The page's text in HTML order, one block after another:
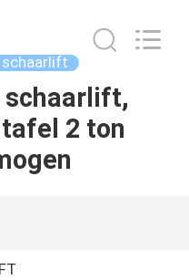
schaarlift
schaarlift,
2 ton